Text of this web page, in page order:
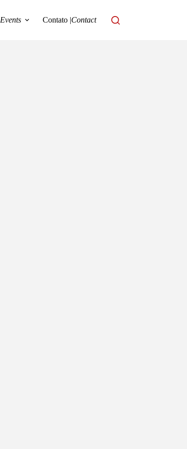
Events Contato |Contact